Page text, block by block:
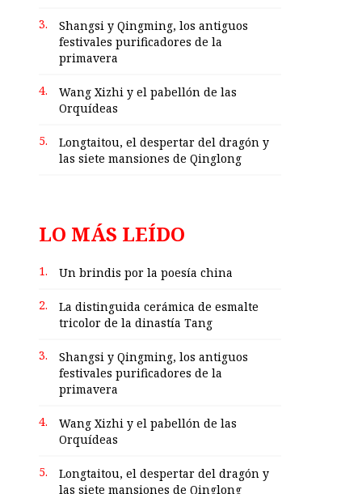
3.
Shangsi y Qingming, los antiguos
festivales purificadores de la
primavera
4.
Wang Xizhi y el pabellón de las
Orquídeas
5.
Longtaitou, el despertar del dragón y
las siete mansiones de Qinglong
LO MÁS LEÍDO
1. Un brindis por la poesía china
2.
La distinguida cerámica de esmalte
tricolor de la dinastía Tang
3.
Shangsi y Qingming, los antiguos
festivales purificadores de la
primavera
4.
Wang Xizhi y el pabellón de las
Orquídeas
5.
Longtaitou, el despertar del dragón y
las siete mansiones de Qinglong